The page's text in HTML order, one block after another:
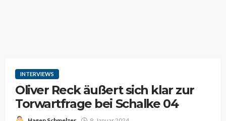
INTERVIEWS
Oliver Reck äußert sich klar zur
Torwartfrage bei Schalke 04